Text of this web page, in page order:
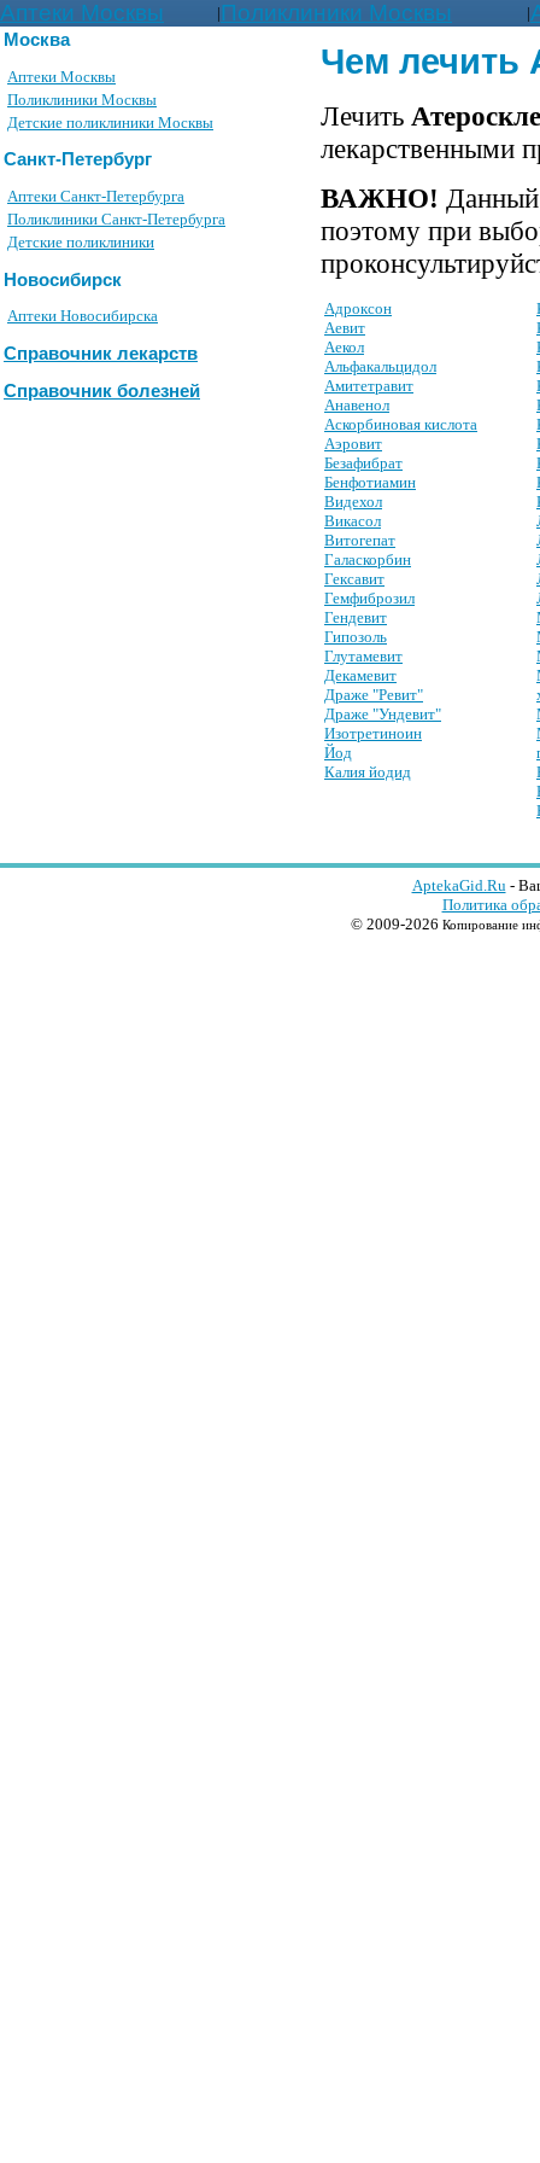
Аптеки Москвы |Поликлиники Москвы |
Москва
Аптеки Москвы
Поликлиники Москвы
Детские поликлиники Москвы
Санкт-Петербург
Аптеки Санкт-Петербурга
Поликлиники Санкт-Петербурга
Детские поликлиники
Новосибирск
Аптеки Новосибирска
Справочник лекарств
Справочник болезней
Чем лечить
Лечить
лекарственными
ВАЖНО! Данный
поэтому при
Адроксон
Аевит
Аекол
Альфакальцидол
Амитетравит
Анавенол
Аскорбиновая кислота
Аэровит
Безафибрат
Бенфотиамин
Видехол
Викасол
Витогепат
Галаскорбин
Гексавит
Гемфиброзил
Гендевит
Гипозоль
Глутамевит
Декамевит
Драже "Ревит"
Драже "Ундевит"
Изотретиноин
Йод
Калия йодид
AptekaGid.Ru-
Политика
© 2009-2026 Копирование